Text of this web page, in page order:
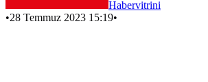
Habervitrini
•28 Temmuz 2023 15:19•